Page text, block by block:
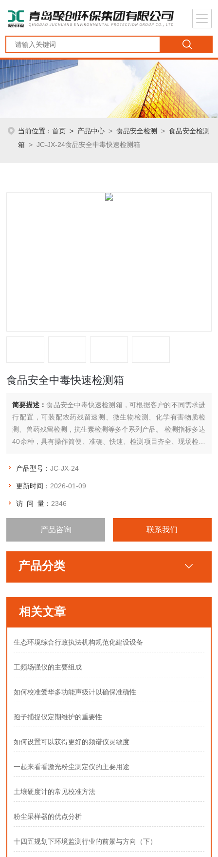
当前位置：首页 > 产品中心 >食品安全检测 >食品安全检测
箱 > JC-JX-24食品安全中毒快速检测箱
食品安全中毒快速检测箱
简要描述：食品安全中毒快速检测箱，可根据客户的不同需求进
行配置，可装配农药残留速测、微生物检测、化学有害物质检
测、兽药残留检测，抗生素检测等多个系列产品。 检测指标多达
40余种，具有操作简便、准确、快速、检测项目齐全、现场检测
产品型号：JC-JX-24
更新时间： 2026-01-09
访 问 量： 2346
产品咨询 联系我们
产品分类
相关文章
生态环境综合行政执法机构规范化建设设备
工频场强仪的主要组成
如何校准爱华多功能声级计以确保准确性
孢子捕捉仪定期维护的重要性
如何设置可以获得更好的频谱仪灵敏度
一起来看看激光粉尘测定仪的主要用途
土壤硬度计的常见校准方法
粉尘采样器的优点分析
十四五规划下环境监测行业的前景与方向（下）